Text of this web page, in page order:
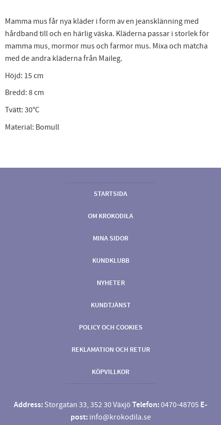
Mamma mus får nya kläder i form av en jeansklänning med
hårdband till och en härlig väska. Kläderna passar i storlek för
mamma mus, mormor mus och farmor mus. Mixa och matcha
med de andra kläderna från Maileg.
Höjd: 15 cm
Bredd: 8 cm
Tvätt: 30°C
Material: Bomull
STARTSIDA
OM KROKODILA
MINA SIDOR
KUNDKLUBB
NYHETER
KUNDTJÄNST
POLICY OCH COOKIES
REKLAMATION OCH RETUR
KÖPVILLKOR
Address: Storgatan 33, 352 30 Växjö Telefon:0470-48705 E-
post: info@krokodila.se